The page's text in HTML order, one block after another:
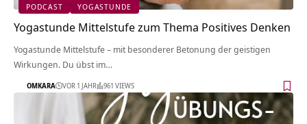
PODCAST YOGASTUNDE
Yogastunde Mittelstufe zum Thema Positives Denken
Yogastunde Mittelstufe – mit besonderer Betonung der geistigen
Wirkungen. Du übst im…
OMKARA VOR 1 JAHR 961 VIEWS